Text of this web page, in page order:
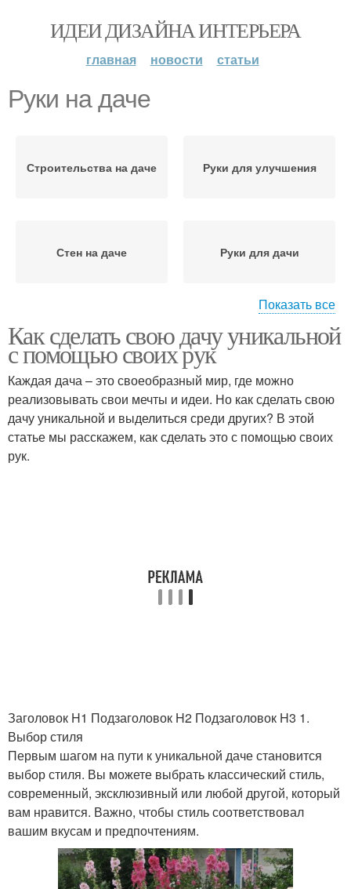
ИДЕИ ДИЗАЙНА ИНТЕРЬЕРА
главная новости статьи
Руки на даче
Строительства на даче Руки для улучшения
Стен на даче Руки для дачи
Руки без цемента Руки из поддонов
Руки из подручных
материалов
Бассейн для дачи
Показать все
Как сделать свою дачу уникальной
с помощью своих рук
Каждая дача – это своеобразный мир, где можно
реализовывать свои мечты и идеи. Но как сделать свою
дачу уникальной и выделиться среди других? В этой
статье мы расскажем, как сделать это с помощью своих
рук.
Заголовок H1 Подзаголовок H2 Подзаголовок H3 1.
Выбор стиля
Первым шагом на пути к уникальной даче становится
выбор стиля. Вы можете выбрать классический стиль,
современный, эксклюзивный или любой другой, который
вам нравится. Важно, чтобы стиль соответствовал
вашим вкусам и предпочтениям.